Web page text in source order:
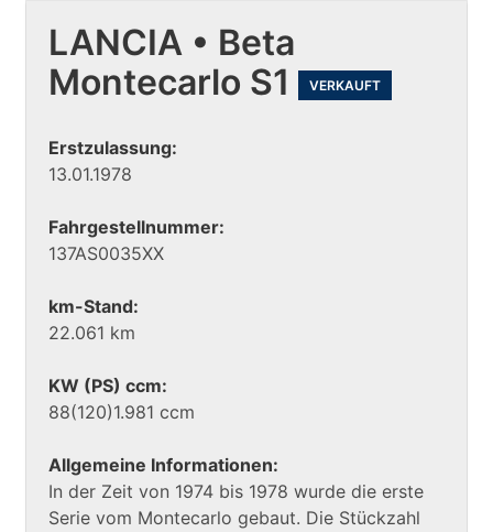
LANCIA • Beta
Montecarlo S1
VERKAUFT
Erstzulassung:
13.01.1978
Fahrgestellnummer:
137AS0035XX
km-Stand:
22.061 km
KW (PS) ccm:
88(120)1.981 ccm
Allgemeine Informationen:
In der Zeit von 1974 bis 1978 wurde die erste
Serie vom Montecarlo gebaut. Die Stückzahl